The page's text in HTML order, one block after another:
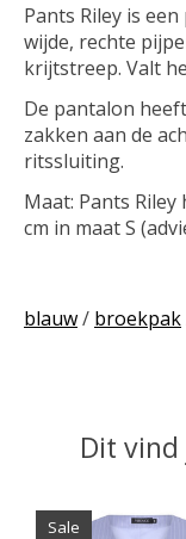
Pants Riley is
wijde, rechte
krijtstreep. Valt
De pantalon
zakken aan de
ritssluiting.
Maat: Pants
cm in maat S
blauw/ broekpak
Dit vind
Items van
Sale